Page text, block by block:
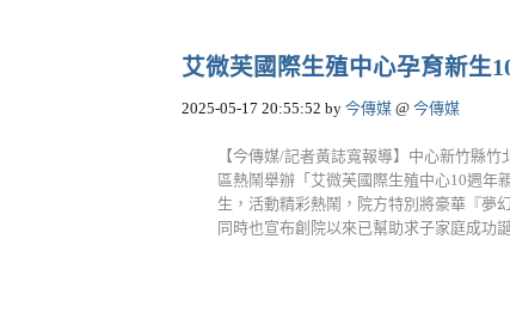
艾微芙國際生殖中心孕育新生
2025-05-17 20:55:52 by 今傳媒 @ 今傳媒
【今傳媒/記者黃誌寬報導】中心新竹縣
區熱鬧舉辦「艾微芙國際生殖中心10週年
生，活動精彩熱鬧，院方特別將豪華『夢
同時也宣布創院以來已幫助求子家庭成功